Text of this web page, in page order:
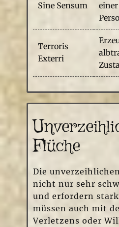
Sine Sensum
Terroris
Exterri
Flüche
Die
nicht nur sehr
und erfordern
müssen auch mit
Verletzens oder